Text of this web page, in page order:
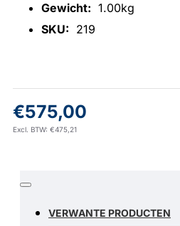
Gewicht: 1.00kg
SKU: 219
€575,00
Excl. BTW: €475,21
VERWANTE PRODUCTEN